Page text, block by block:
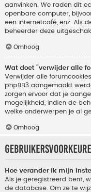
aanvinken. We raden dit
openbare computer,
een internetcafé, enz. Als
beheerder deze
Omhoog
Wat doet "verwijder alle
Verwijder alle
phpBB3 aangemaakt
zorgen ervoor dat je
mogelijkheid, indien de
welke onderwerpen je al
Omhoog
Hoe verander ik mijn
Als je geregistreerd bent,
de database. Om ze te